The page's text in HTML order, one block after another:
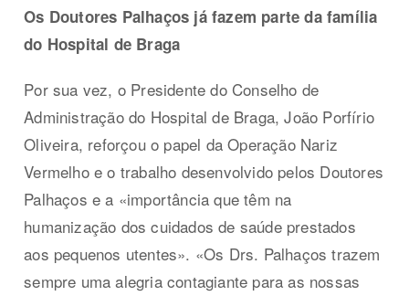
Os Doutores Palhaços já fazem parte da família
do Hospital de Braga
Por sua vez, o Presidente do Conselho de
Administração do Hospital de Braga, João Porfírio
Oliveira, reforçou o papel da Operação Nariz
Vermelho e o trabalho desenvolvido pelos Doutores
Palhaços e a «importância que têm na
humanização dos cuidados de saúde prestados
aos pequenos utentes». «Os Drs. Palhaços trazem
sempre uma alegria contagiante para as nossas